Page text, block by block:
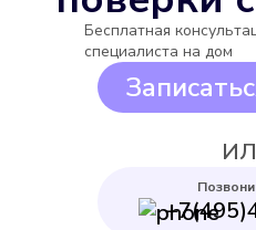
Бесплатная
специалиста на дом